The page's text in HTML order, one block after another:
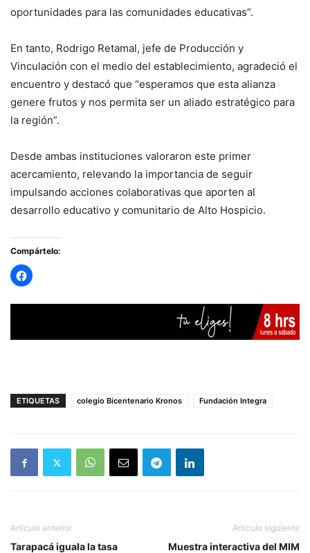
oportunidades para las comunidades educativas”.
En tanto, Rodrigo Retamal, jefe de Producción y
Vinculación con el medio del establecimiento, agradeció el
encuentro y destacó que “esperamos que esta alianza
genere frutos y nos permita ser un aliado estratégico para
la región”.
Desde ambas instituciones valoraron este primer
acercamiento, relevando la importancia de seguir
impulsando acciones colaborativas que aporten al
desarrollo educativo y comunitario de Alto Hospicio.
Compártelo:
ETIQUETAS colegio Bicentenario Kronos Fundación Integra
Artículo anterior
Tarapacá iguala la tasa
Artículo siguiente
Muestra interactiva del MIM